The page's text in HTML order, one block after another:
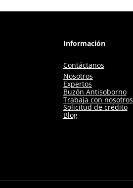
Información
Contáctanos
Nosotros
Expertos
Buzón Antisoborno
Trabaja con nosotros
Solicitud de crédito
Blog